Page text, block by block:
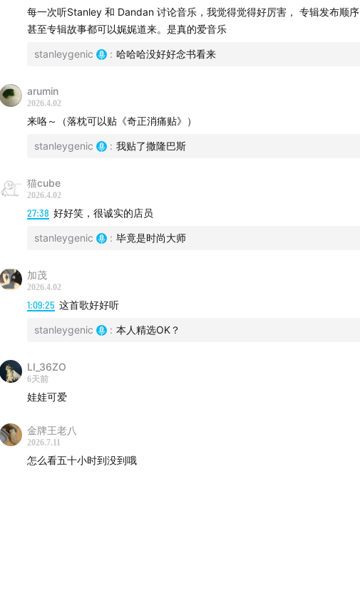
每一次听Stanley 和 Dandan 讨论音乐，我觉得觉得好厉害， 专辑发布顺序
甚至专辑故事都可以娓娓道来。是真的爱音乐
stanleygenic : 哈哈哈没好好念书看来
arumin
2026.4.02
来咯～（落枕可以贴《奇正消痛贴》）
stanleygenic : 我贴了撒隆巴斯
猫cube
2026.4.02
27:38 好好笑，很诚实的店员
stanleygenic : 毕竟是时尚大师
加茂
2026.4.02
1:09:25 这首歌好好听
stanleygenic : 本人精选OK？
LI_36ZO
6天前
娃娃可爱
金牌王老八
2026.7.11
怎么看五十小时到没到哦